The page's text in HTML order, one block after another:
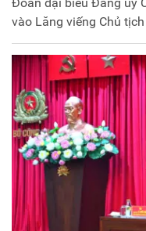
vào Lăng viếng Chủ